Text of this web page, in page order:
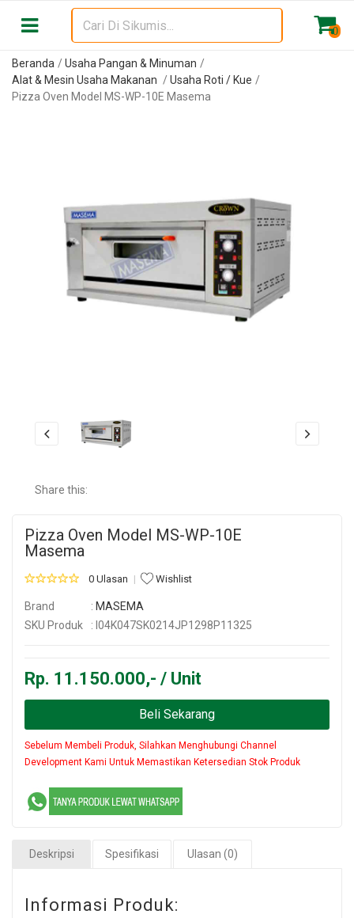
0
Beranda
Usaha Pangan & Minuman
Alat & Mesin Usaha Makanan
Usaha Roti / Kue
Pizza Oven Model MS-WP-10E Masema
Share this:
Pizza Oven Model MS-WP-10E
Masema
0 Ulasan Wishlist
Brand : MASEMA
SKU Produk
: I04K047SK0214JP1298P11325
Rp. 11.150.000,- / Unit
Beli Sekarang
Sebelum Membeli Produk, Silahkan Menghubungi Channel
Development Kami Untuk Memastikan Ketersedian Stok Produk
Deskripsi Spesifikasi Ulasan (0)
Informasi Produk: